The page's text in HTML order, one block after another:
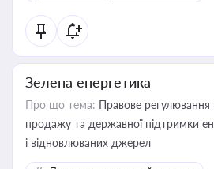
Зелена енергетика
Про що тема: Правове регулювання
продажу та державної підтримки
і відновлюваних джерел